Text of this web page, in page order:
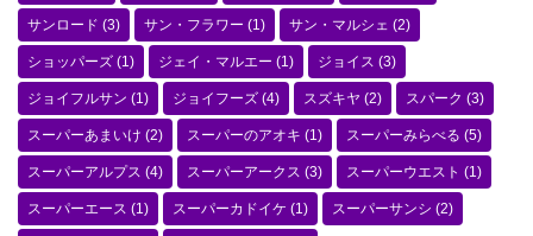
サンロード (3) サン・フラワー (1) サン・マルシェ (2)
ショッパーズ (1) ジェイ・マルエー (1) ジョイス (3)
ジョイフルサン (1) ジョイフーズ (4) スズキヤ (2) スパーク (3)
スーパーあまいけ (2) スーパーのアオキ (1) スーパーみらべる (5)
スーパーアルプス (4) スーパーアークス (3) スーパーウエスト (1)
スーパーエース (1) スーパーカドイケ (1) スーパーサンシ (2)